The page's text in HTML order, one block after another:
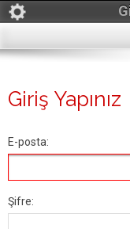
Giriş Yapınız
E-posta:
Şifre: